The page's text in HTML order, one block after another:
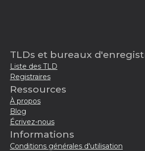
TLDs et bureaux
Liste des TLD
Registraires
Ressources
À propos
Blog
Écrivez-nous
Informations
Conditions générales d'utilisation